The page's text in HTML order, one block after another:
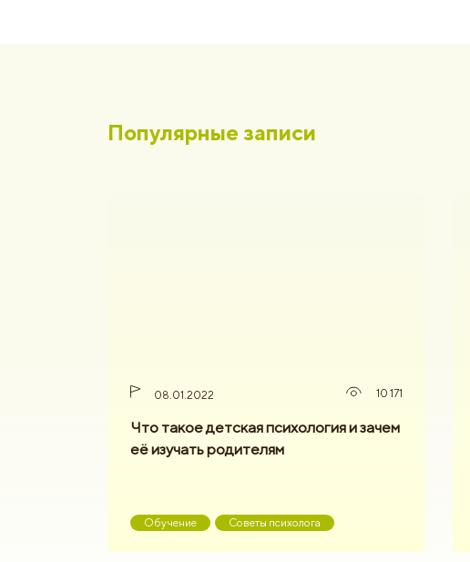
Популярные записи
08.01.2022 10 171
Что такое детская психология и зачем
её изучать родителям
Обучение Советы психолога